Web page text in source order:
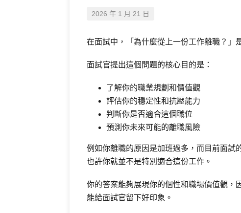
2026 年 1 月 21 日
在面試中，「為什麼從上一份工作離職？」
面試官提出這個問題的核心目的是：
了解你的職業規劃和價值觀
評估你的穩定性和抗壓能力
判斷你是否適合這個職位
預測你未來可能的離職風險
例如你離職的原因是加班過多，而目前面試
也許你就並不是特別適合這份工作。
你的答案能夠展現你的個性和職場價值觀，
能給面試官留下好印象。